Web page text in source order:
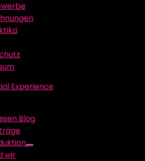
Experience
Blog
Show
wir